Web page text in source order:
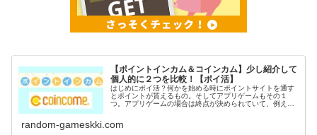
【ポイントインカム＆コインカム】少し紹介して
個人的に２つを比較！【ポイ活】
はじめにポイ活？何かを始める時にポイントサイトを通す
とポイントが貰えるもの。そしてアプリゲームもその１
つ。アプリゲームの場合は終点が決められていて、例えば
random-gameskki.com